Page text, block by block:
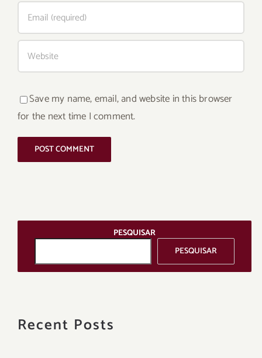
Save my name, email, and website in this browser
for the next time I comment.
PESQUISAR
PESQUISAR
Recent Posts